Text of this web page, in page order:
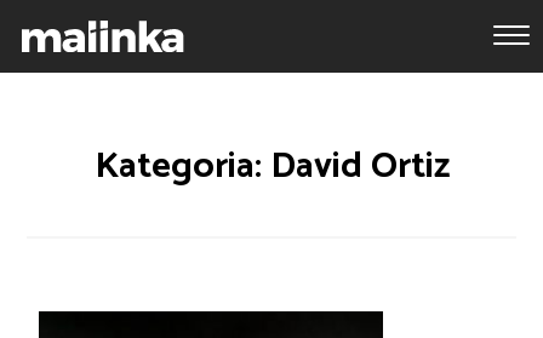
Kategoria: David Ortiz